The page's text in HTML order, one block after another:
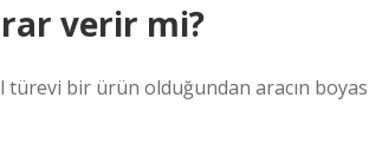
verir mi?
bir ürün olduğundan aracın